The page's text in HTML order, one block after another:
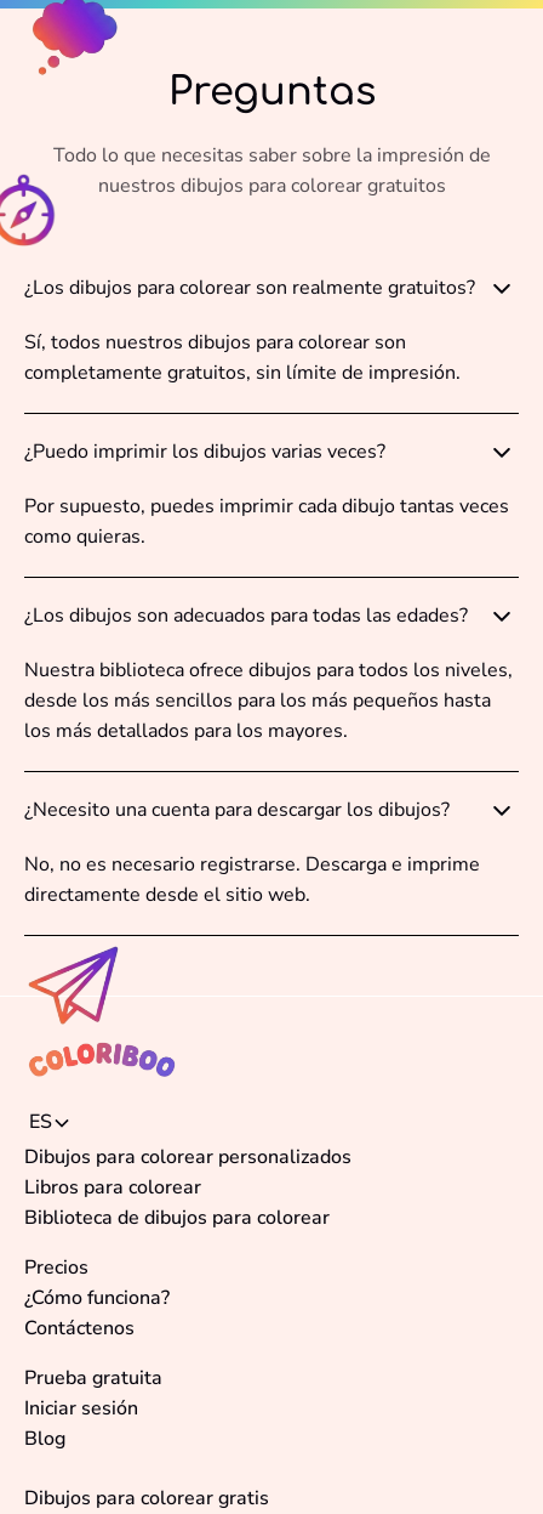
Preguntas
Todo lo que necesitas saber sobre la impresión de
nuestros dibujos para colorear gratuitos
¿Los dibujos para colorear son realmente gratuitos?
Sí, todos nuestros dibujos para colorear son
completamente gratuitos, sin límite de impresión.
¿Puedo imprimir los dibujos varias veces?
Por supuesto, puedes imprimir cada dibujo tantas veces
como quieras.
¿Los dibujos son adecuados para todas las edades?
Nuestra biblioteca ofrece dibujos para todos los niveles,
desde los más sencillos para los más pequeños hasta
los más detallados para los mayores.
¿Necesito una cuenta para descargar los dibujos?
No, no es necesario registrarse. Descarga e imprime
directamente desde el sitio web.
ES
Dibujos para colorear personalizados
Libros para colorear
Biblioteca de dibujos para colorear
Precios
¿Cómo funciona?
Contáctenos
Prueba gratuita
Iniciar sesión
Blog
Dibujos para colorear gratis